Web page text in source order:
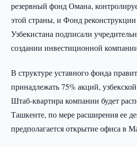
резервный фонд Омана,
этой страны, и Фонд
Узбекистана подписали
создании инвестиционной
В структуре уставного фонда
принадлежать 75% акций,
Штаб-квартира компании будет
Ташкенте, по мере расширения ее
предполагается открытие офиса в